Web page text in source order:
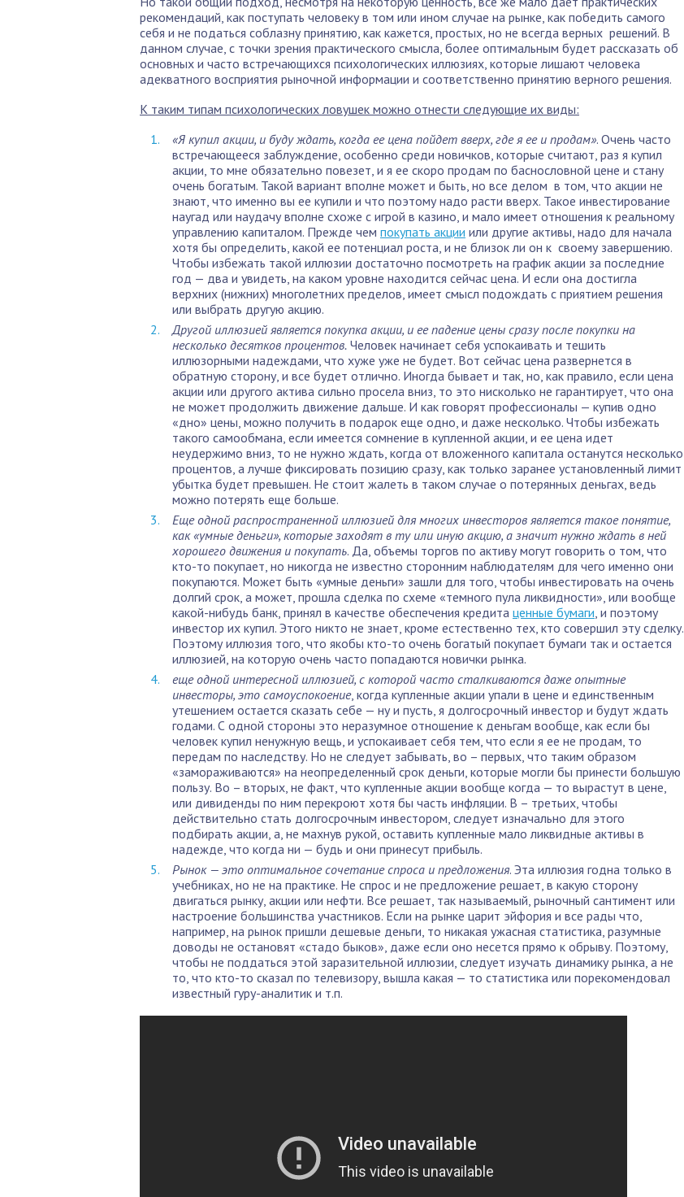
рекомендаций, как поступать человеку в том или ином случае на рынке, как победить самого
себя и не податься соблазну принятию, как кажется, простых, но не всегда верных решений. В
данном случае, с точки зрения практического смысла, более оптимальным будет рассказать об
основных и часто встречающихся психологических иллюзиях, которые лишают человека
адекватного восприятия рыночной информации и соответственно принятию верного решения.
К таким типам психологических ловушек можно отнести следующие их виды:
«Я купил акции, и буду ждать, когда ее цена пойдет вверх, где я ее и продам». Очень часто
встречающееся заблуждение, особенно среди новичков, которые считают, раз я купил
акции, то мне обязательно повезет, и я ее скоро продам по баснословной цене и стану
очень богатым. Такой вариант вполне может и быть, но все делом в том, что акции не
знают, что именно вы ее купили и что поэтому надо расти вверх. Такое инвестирование
наугад или наудачу вполне схоже с игрой в казино, и мало имеет отношения к реальному
управлению капиталом. Прежде чем покупать акции или другие активы, надо для начала
хотя бы определить, какой ее потенциал роста, и не близок ли он к своему завершению.
Чтобы избежать такой иллюзии достаточно посмотреть на график акции за последние
год — два и увидеть, на каком уровне находится сейчас цена. И если она достигла
верхних (нижних) многолетних пределов, имеет смысл подождать с приятием решения
или выбрать другую акцию.
Другой иллюзией является покупка акции, и ее падение цены сразу после покупки на
несколько десятков процентов. Человек начинает себя успокаивать и тешить
иллюзорными надеждами, что хуже уже не будет. Вот сейчас цена развернется в
обратную сторону, и все будет отлично. Иногда бывает и так, но, как правило, если цена
акции или другого актива сильно просела вниз, то это нисколько не гарантирует, что она
не может продолжить движение дальше. И как говорят профессионалы — купив одно
«дно» цены, можно получить в подарок еще одно, и даже несколько. Чтобы избежать
такого самообмана, если имеется сомнение в купленной акции, и ее цена идет
неудержимо вниз, то не нужно ждать, когда от вложенного капитала останутся несколько
процентов, а лучше фиксировать позицию сразу, как только заранее установленный лимит
убытка будет превышен. Не стоит жалеть в таком случае о потерянных деньгах, ведь
можно потерять еще больше.
Еще одной распространенной иллюзией для многих инвесторов является такое понятие,
как «умные деньги», которые заходят в ту или иную акцию, а значит нужно ждать в ней
хорошего движения и покупать. Да, объемы торгов по активу могут говорить о том, что
кто-то покупает, но никогда не известно сторонним наблюдателям для чего именно они
покупаются. Может быть «умные деньги» зашли для того, чтобы инвестировать на очень
долгий срок, а может, прошла сделка по схеме «темного пула ликвидности», или вообще
какой-нибудь банк, принял в качестве обеспечения кредита ценные бумаги, и поэтому
инвестор их купил. Этого никто не знает, кроме естественно тех, кто совершил эту сделку.
Поэтому иллюзия того, что якобы кто-то очень богатый покупает бумаги так и остается
иллюзией, на которую очень часто попадаются новички рынка.
еще одной интересной иллюзией, с которой часто сталкиваются даже опытные
инвесторы, это самоуспокоение, когда купленные акции упали в цене и единственным
утешением остается сказать себе — ну и пусть, я долгосрочный инвестор и будут ждать
годами. С одной стороны это неразумное отношение к деньгам вообще, как если бы
человек купил ненужную вещь, и успокаивает себя тем, что если я ее не продам, то
передам по наследству. Но не следует забывать, во – первых, что таким образом
«замораживаются» на неопределенный срок деньги, которые могли бы принести большую
пользу. Во – вторых, не факт, что купленные акции вообще когда — то вырастут в цене,
или дивиденды по ним перекроют хотя бы часть инфляции. В – третьих, чтобы
действительно стать долгосрочным инвестором, следует изначально для этого
подбирать акции, а, не махнув рукой, оставить купленные мало ликвидные активы в
надежде, что когда ни — будь и они принесут прибыль.
Рынок — это оптимальное сочетание спроса и предложения. Эта иллюзия годна только в
учебниках, но не на практике. Не спрос и не предложение решает, в какую сторону
двигаться рынку, акции или нефти. Все решает, так называемый, рыночный сантимент или
настроение большинства участников. Если на рынке царит эйфория и все рады что,
например, на рынок пришли дешевые деньги, то никакая ужасная статистика, разумные
доводы не остановят «стадо быков», даже если оно несется прямо к обрыву. Поэтому,
чтобы не поддаться этой заразительной иллюзии, следует изучать динамику рынка, а не
то, что кто-то сказал по телевизору, вышла какая — то статистика или порекомендовал
известный гуру-аналитик и т.п.